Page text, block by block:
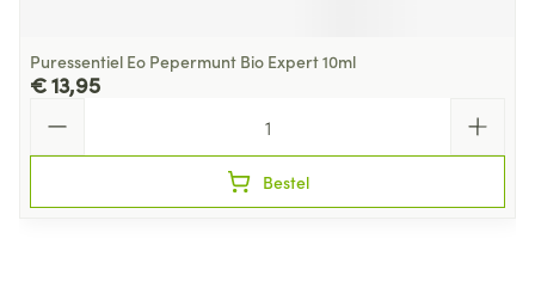
Puressentiel Eo Pepermunt Bio Expert 10ml
€ 13,95
Bestel